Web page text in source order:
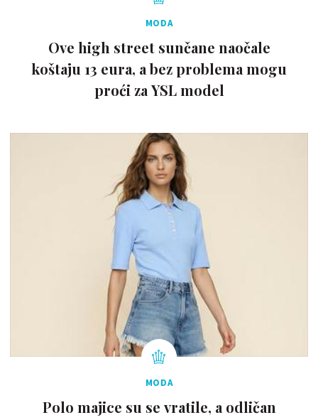
MODA
Ove high street sunčane naočale
koštaju 13 eura, a bez problema mogu
proći za YSL model
MODA
Polo majice su se vratile, a odličan